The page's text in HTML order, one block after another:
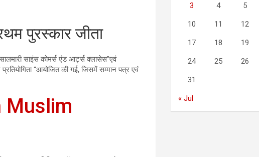
पुरस्कार जीता
साइंस कोमर्स एंड आर्ट्स क्लासेस”एवं
“आयोजित की गई, जिसमें सम्मान पत्र एवं
Muslim
3 4 5
10 11 12
17 18 19
24 25 26
31
« Jul